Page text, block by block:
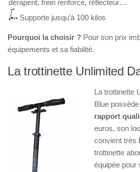
dérapent, frein renforcé, réflecteur…
Supporte jusqu’à 100 kilos
Pourquoi la choisir ? Pour son prix
équipements et sa fiabilité.
La trottinette Unlimited
La trottinette
Blue
rapport
euros, son
convient très
trottinette
équipée pour